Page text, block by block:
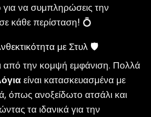
να συμπληρώσεις την
κάθε περίσταση! 💍
με Στυλ 🛡️
από την κομψή εμφάνιση. Πολλά
είναι κατασκευασμένα με
όπως ανοξείδωτο ατσάλι και
τα ιδανικά για την